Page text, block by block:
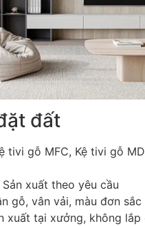
đất
tivi gỗ MFC, Kệ tivi gỗ
xuất theo yêu cầu
gỗ, vân vải, màu đơn sắc
xuất tại xưởng, không lắp